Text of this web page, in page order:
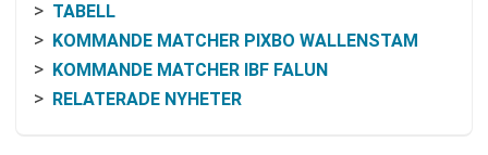
TABELL
KOMMANDE MATCHER PIXBO WALLENSTAM
KOMMANDE MATCHER IBF FALUN
RELATERADE NYHETER